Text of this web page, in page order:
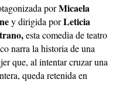
porMicaela
y dirigida porLeticia
esta comedia de teatro
narra la historia de una
que, al intentar cruzar una
queda retenida en